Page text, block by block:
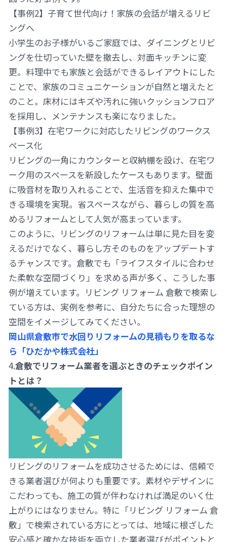
【事例2】子育て世代向け！家族の会話が増えるリビ
ングへ
小学生のお子様がいるご家庭では、ダイニングとリビ
ングを仕切っていた壁を撤去し、対面キッチンに変
更。料理中でも家族と会話ができるレイアウトにした
ことで、家族のコミュニケーションが自然と増えたと
のこと。床材にはキズや汚れに強いクッションフロア
を採用し、メンテナンスも楽になりました。
【事例3】在宅ワークに対応したリビングのワークス
ペース化
リビングの一角にカウンターと収納棚を設け、在宅ワ
ーク用のスペースを新設したケースもあります。壁面
に吸音材を取り入れることで、生活音を抑えた集中で
きる環境を実現。省スペースながら、暮らしの質を高
めるリフォームとして人気が高まっています。
このように、リビングのリフォームは単に見た目を変
えるだけでなく、暮らし方そのものをアップデートす
るチャンスです。倉敷でも「ライフスタイルに合わせ
た柔軟な空間づくり」を求める声が多く、こうした事
例が増えています。リビング リフォーム 倉敷で検索し
ている方は、実例を参考に、自分たちに合った理想の
空間をイメージしてみてください。
岡山県倉敷市で水回りリフォームの見積もりを取るな
ら「ひだかや株式会社」
4.倉敷でリフォーム業者を選ぶときのチェックポイン
トとは？
リビングのリフォームを成功させるためには、信頼で
きる業者選びが何よりも重要です。素材やデザインに
こだわっても、施工の質が伴わなければ満足のいく仕
上がりにはなりません。特に「リビング リフォーム 倉
敷」で検索されている方にとっては、地域に根ざした
安心感と確かな技術を両立した業者選びがポイントと